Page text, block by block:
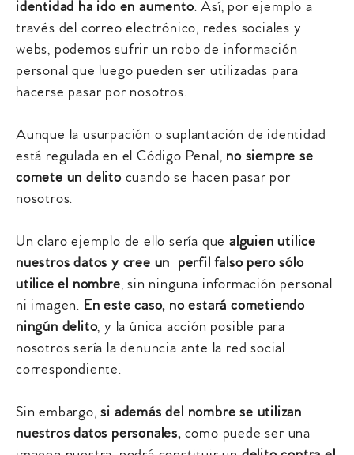
identidad ha ido en aumento. Así, por ejemplo a
través del correo electrónico, redes sociales y
webs, podemos sufrir un robo de información
personal que luego pueden ser utilizadas para
hacerse pasar por nosotros.
Aunque la usurpación o suplantación de identidad
está regulada en el Código Penal, no siempre se
comete un delitocuando se hacen pasar por
nosotros.
Un claro ejemplo de ello sería que alguien utilice
nuestros datos y cree un perfil falso pero sólo
utilice el nombre, sin ninguna información personal
ni imagen. En este caso, no estará cometiendo
ningún delito, y la única acción posible para
nosotros sería la denuncia ante la red social
correspondiente.
Sin embargo,si además del nombre se utilizan
nuestros datos personales,como puede ser una